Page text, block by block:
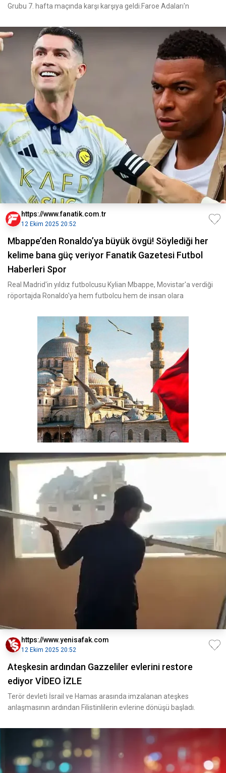
Grubu 7. hafta maçında karşı karşıya geldi.Faroe Adaları'n
https://www.fanatik.com.tr
12 Ekim 2025 20:52
Mbappe’den Ronaldo’ya büyük övgü! Söylediği her
kelime bana güç veriyor Fanatik Gazetesi Futbol
Haberleri Spor
Real Madrid'in yıldız futbolcusu Kylian Mbappe, Movistar'a verdiği
röportajda Ronaldo'ya hem futbolcu hem de insan olara
https://www.yenisafak.com
12 Ekim 2025 20:52
Ateşkesin ardından Gazzeliler evlerini restore
ediyor VİDEO İZLE
Terör devleti İsrail ve Hamas arasında imzalanan ateşkes
anlaşmasının ardından Filistinlilerin evlerine dönüşü başladı.